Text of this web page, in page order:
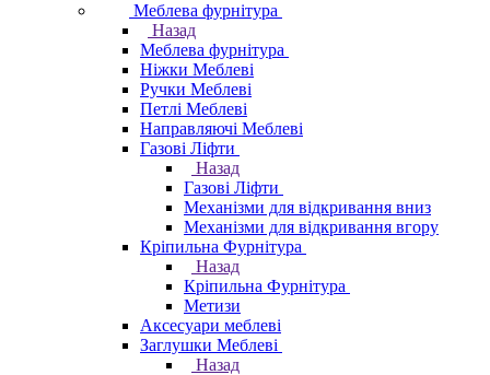
Меблева фурнітура
Назад
Меблева фурнітура
Ніжки Меблеві
Ручки Меблеві
Петлі Меблеві
Направляючі Меблеві
Газові Ліфти
Назад
Газові Ліфти
Механізми для відкривання вниз
Механізми для відкривання вгору
Кріпильна Фурнітура
Назад
Кріпильна Фурнітура
Метизи
Аксесуари меблеві
Заглушки Меблеві
Назад